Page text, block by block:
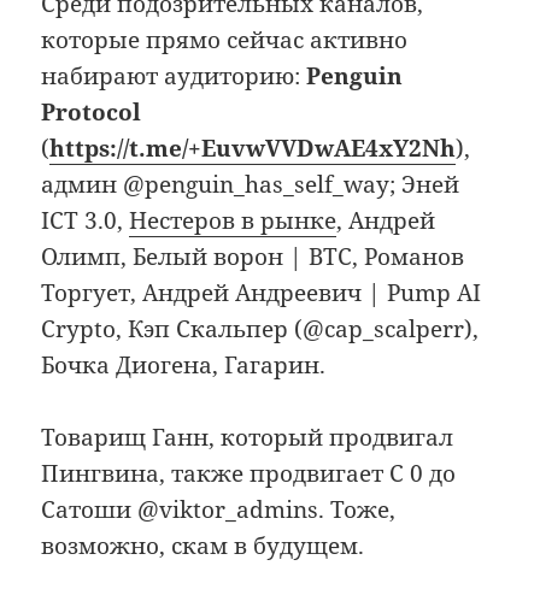
которые прямо сейчас активно
набирают аудиторию:Penguin
Protocol
(https://t.me/+EuvwVVDwAE4xY2Nh),
админ @penguin_has_self_way; Эней
ICT 3.0,Нестеров в рынке, Андрей
Олимп, Белый ворон | BTC, Романов
Торгует, Андрей Андреевич | Pump AI
Crypto, Кэп Скальпер (@cap_scalperr),
Бочка Диогена, Гагарин.
Товарищ Ганн, который продвигал
Пингвина, также продвигает С 0 до
Сатоши @viktor_admins. Тоже,
возможно, скам в будущем.